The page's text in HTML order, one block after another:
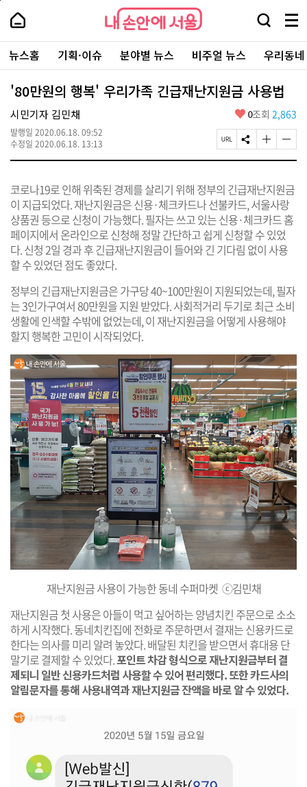
본
로
가
내
손
안
에
서
울
-
서
울
시
대
표
소
털
내
손
에
울
검
창
열
기
메
뉴
전
체
보
주
요
서
뉴스홈 기획·이슈 분야별 뉴스 비주얼 뉴스 우리동
'80만원의 행복' 우리가족 긴급재난지원금 사용법
시민기자 김민채
발행일 2020.06.18. 09:52
수정일 2020.06.18. 13:13
좋
요
0조회 2,863
페
이
R
L
복
사
S
N
유
하
기
글
자
크
게
변
경
하
기
글
자
작
게
변
경
기
코로나19로 인해 위축된 경제를 살리기 위해 정부의 긴급재난지원금
이 지급되었다. 재난지원금은 신용·체크카드나 선불카드, 서울사랑
상품권 등으로 신청이 가능했다. 필자는 쓰고 있는 신용·체크카드 홈
페이지에서 온라인으로 신청해 정말 간단하고 쉽게 신청할 수 있었
다. 신청 2일 경과 후 긴급재난지원금이 들어와 긴 기다림 없이 사용
할 수 있었던 점도 좋았다.
정부의 긴급재난지원금은 가구당 40~100만원이 지원되었는데, 필자
는 3인가구여서 80만원을 지원 받았다. 사회적거리 두기로 최근 소비
생활에 인색할 수밖에 없었는데, 이 재난지원금을 어떻게 사용해야
할지 행복한 고민이 시작되었다.
재난지원금 사용이 가능한 동네 수퍼마켓 ⓒ김민채
재난지원금 첫 사용은 아들이 먹고 싶어하는 양념치킨 주문으로 소소
하게 시작했다. 동네치킨집에 전화로 주문하면서 결재는 신용카드로
한다는 의사를 미리 알려 놓았다. 배달된 치킨을 받으면서 휴대용 단
말기로 결제할 수 있었다.포인트 차감 형식으로 재난지원금부터 결
제되니 일반 신용카드처럼 사용할 수 있어 편리했다.또한 카드사의
알림문자를 통해 사용내역과 재난지원금 잔액을 바로 알 수 있었다.​
페
상
단
로